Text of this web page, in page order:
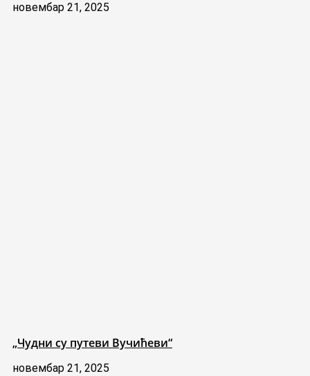
новембар 21, 2025
„Чудни су путеви Вучићеви“
новембар 21, 2025